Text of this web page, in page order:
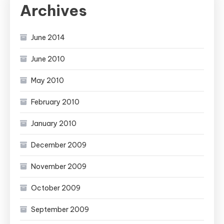
Archives
June 2014
June 2010
May 2010
February 2010
January 2010
December 2009
November 2009
October 2009
September 2009